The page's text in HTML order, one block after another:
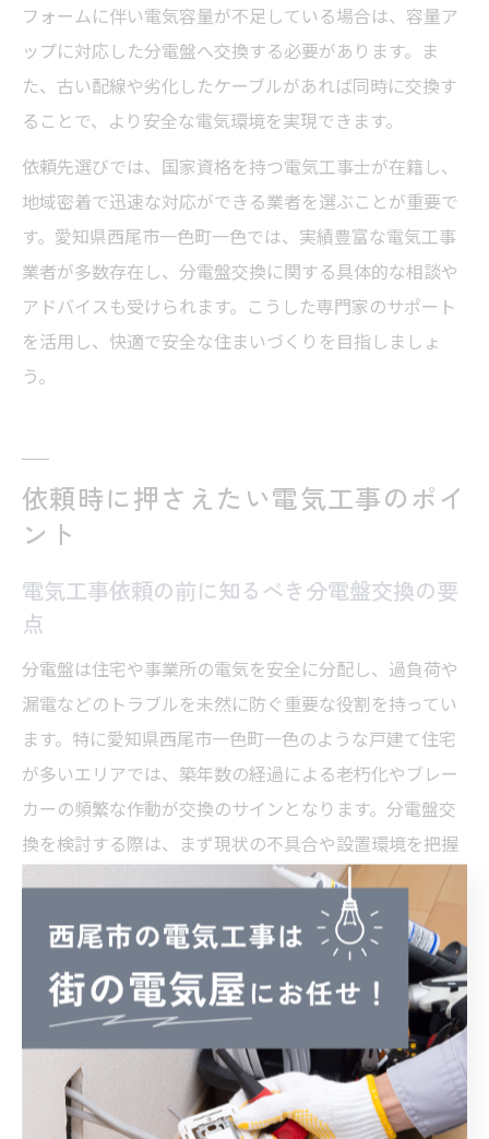
フォームに伴い電気容量が不足している場合は、容量ア
ップに対応した分電盤へ交換する必要があります。ま
た、古い配線や劣化したケーブルがあれば同時に交換す
ることで、より安全な電気環境を実現できます。
依頼先選びでは、国家資格を持つ電気工事士が在籍し、
地域密着で迅速な対応ができる業者を選ぶことが重要で
す。愛知県西尾市一色町一色では、実績豊富な電気工事
業者が多数存在し、分電盤交換に関する具体的な相談や
アドバイスも受けられます。こうした専門家のサポート
を活用し、快適で安全な住まいづくりを目指しましょ
う。
依頼時に押さえたい電気工事のポイ
ント
電気工事依頼の前に知るべき分電盤交換の要
点
分電盤は住宅や事業所の電気を安全に分配し、過負荷や
漏電などのトラブルを未然に防ぐ重要な役割を持ってい
ます。特に愛知県西尾市一色町一色のような戸建て住宅
が多いエリアでは、築年数の経過による老朽化やブレー
カーの頻繁な作動が交換のサインとなります。分電盤交
換を検討する際は、まず現状の不具合や設置環境を把握
分電盤の交換時期は一般的に15〜20年が目安とされてい
ますが、漏電遮断器の作動頻度や焦げ跡、異音などの症
状が現れた場合は早急な対応が必要です。交換を怠る
と、火災や停電など重大なリスクに発展する恐れがある
ため、日頃から分電盤の状態をチェックし、異常を感じ
たら早めに電気工事の専門業者へ相談しましょう。